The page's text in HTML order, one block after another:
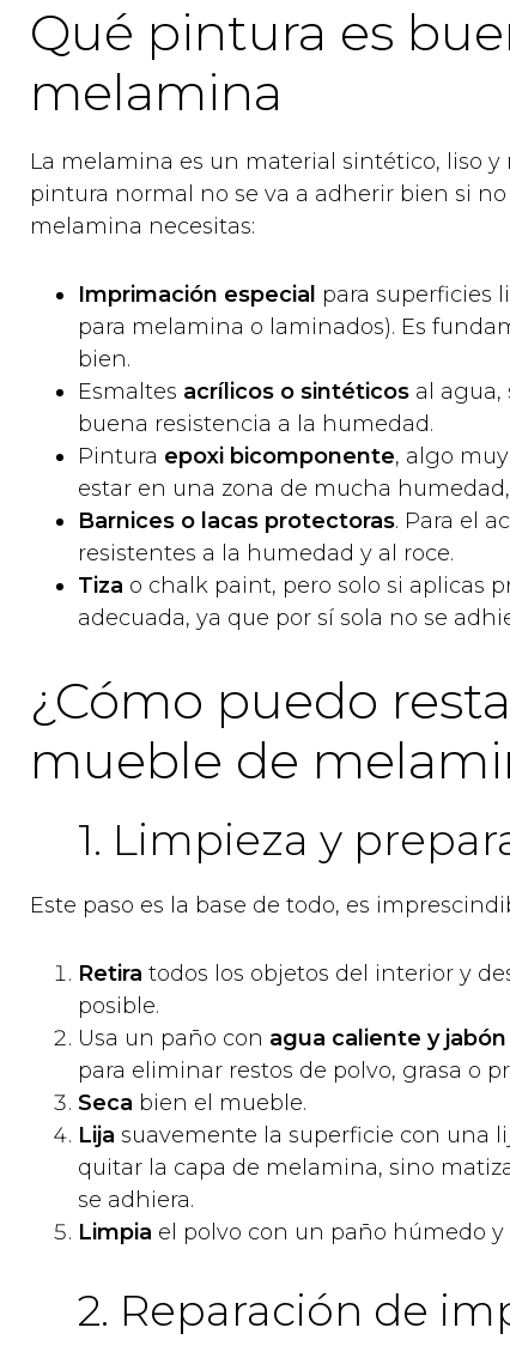
Qué pintura es
melamina
La melamina es un material sintético, liso y
pintura normal no se va a adherir bien si
melamina necesitas:
Imprimación especial para superficies
para melamina o laminados). Es
bien.
Esmaltes acrílicos o sintéticos al agua,
buena resistencia a la humedad.
Pintura epoxi bicomponente, algo
estar en una zona de mucha
Barnices o lacas protectoras. Para el
resistentes a la humedad y al roce.
Tiza o chalk paint, pero solo si aplicas
adecuada, ya que por sí sola no se
¿Cómo puedo
mueble de
1. Limpieza y
Este paso es la base de todo, es
Retira todos los objetos del interior y
posible.
Usa un paño con agua caliente y
para eliminar restos de polvo, grasa o
Seca bien el mueble.
Lija suavemente la superficie con una
quitar la capa de melamina, sino
se adhiera.
Limpia el polvo con un paño húmedo y
2. Reparación de